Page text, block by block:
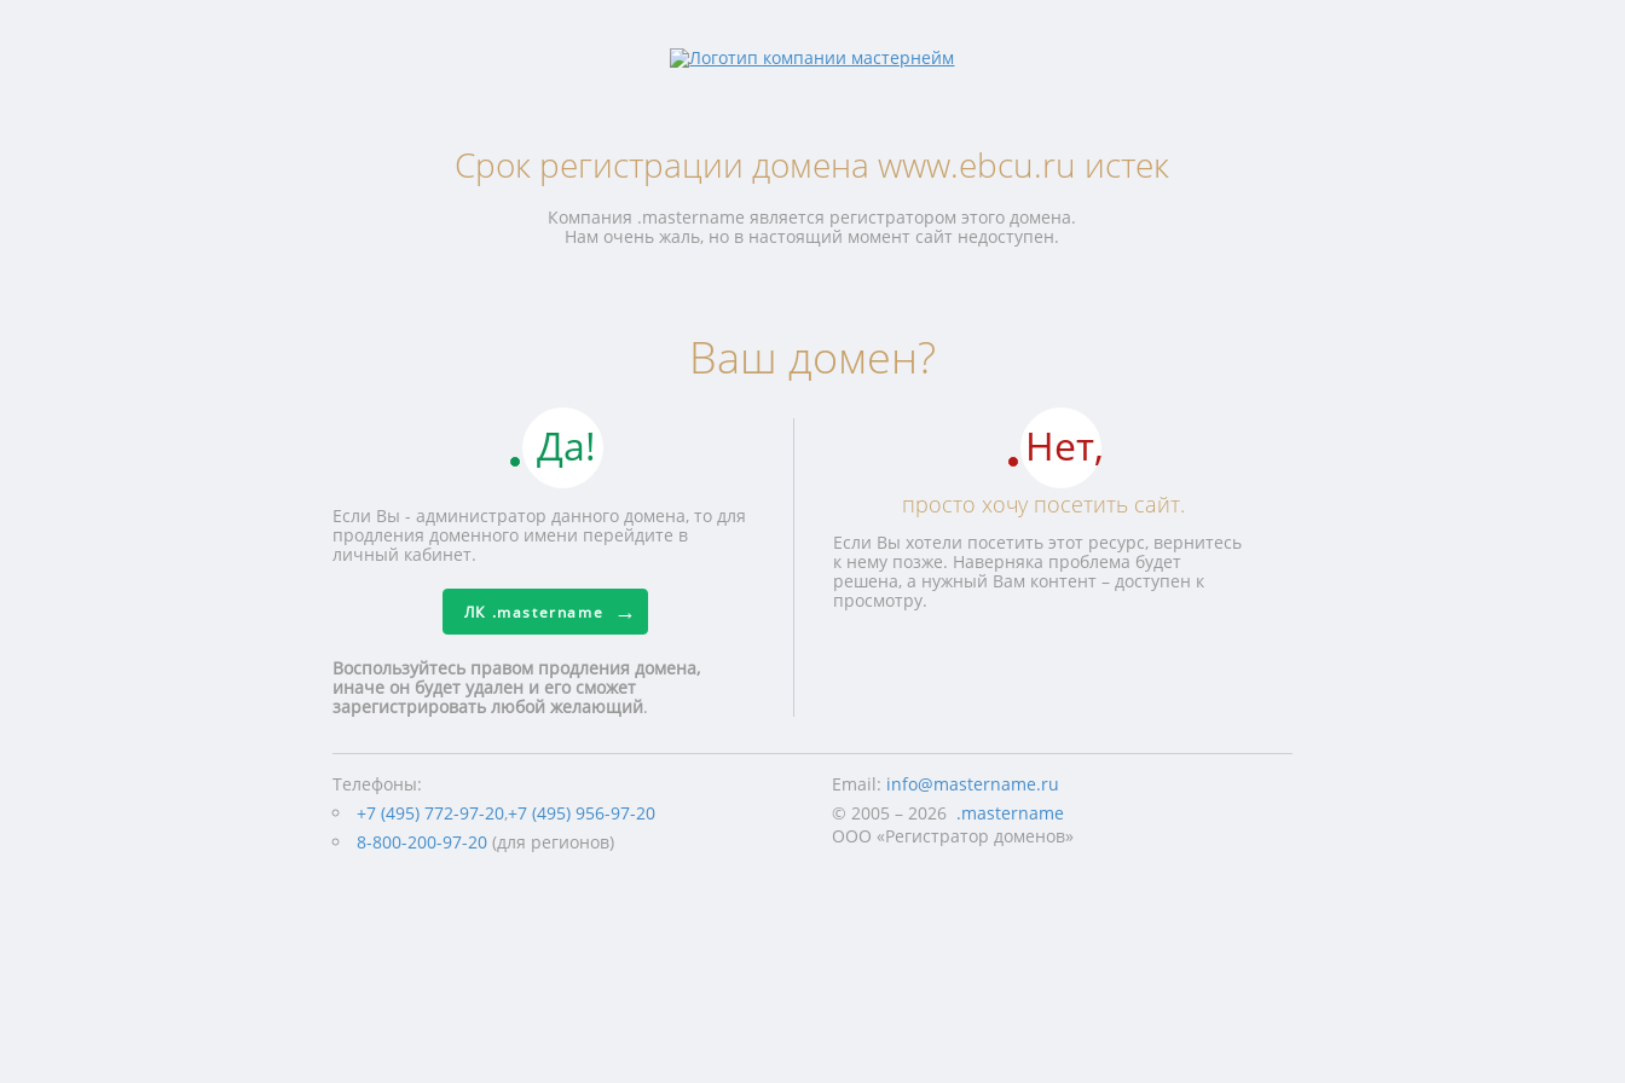
Срок регистрации домена www.ebcu.ru истек
Компания .mastername является регистратором этого домена.
Нам очень жаль, но в настоящий момент сайт недоступен.
Ваш домен?
Да!
Если Вы - администратор данного домена, то для
продления доменного имени перейдите в
личный кабинет.
ЛК .mastername
Воспользуйтесь правом продления домена,
иначе он будет удален и его сможет
зарегистрировать любой желающий.
Нет,
просто хочу посетить сайт.
Если Вы хотели посетить этот ресурс, вернитесь
к нему позже. Наверняка проблема будет
решена, а нужный Вам контент – доступен к
просмотру.
Телефоны:
+7 (495) 772-97-20,+7 (495) 956-97-20
8-800-200-97-20 (для регионов)
Email: info@mastername.ru
© 2005 – 2026 .mastername
ООО «Регистратор доменов»